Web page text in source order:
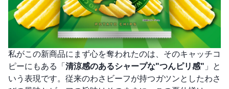
私がこの新商品にまず心を奪われたのは、そのキャッチコ
ピーにもある「 清涼感のあるシャープな"つんピリ感" 」と
いう表現です。従来のわさビーフが持つガツンとしたわさ